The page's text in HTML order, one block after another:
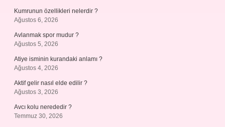
Kumrunun özellikleri nelerdir ?
Ağustos 6, 2026
Avlanmak spor mudur ?
Ağustos 5, 2026
Atiye isminin kurandaki anlamı ?
Ağustos 4, 2026
Aktif gelir nasıl elde edilir ?
Ağustos 3, 2026
Avcı kolu nerededir ?
Temmuz 30, 2026